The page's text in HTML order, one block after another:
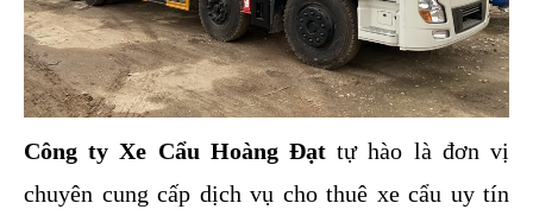
Công ty Xe Cẩu Hoàng Đạt tự hào là đơn vị
chuyên cung cấp dịch vụ cho thuê xe cẩu uy tín